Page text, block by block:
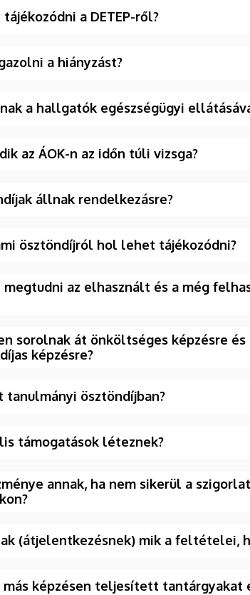
a DETEP-ről?
a hiányzást?
a hallgatók egészségügyi
az ÁOK-n az időn túli vizsga?
állnak rendelkezásre?
ösztöndíjról hol lehet tájékozódni?
megtudni az elhasznált és a még
sorolnak át önköltséges képzésre
képzésre?
tanulmányi ösztöndíjban?
támogatások léteznek?
annak, ha nem sikerül a
(átjelentkezésnek) mik a feltételei,
más képzésen teljesített tantárgyakat